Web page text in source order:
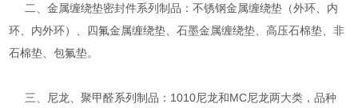
二、金属缠绕垫密封件系列制品：不锈钢金属缠绕垫（外环、内
环、内外环）、四氟金属缠绕垫、石墨金属缠绕垫、高压石棉垫、非
石棉垫、包氟垫。
三、尼龙、聚甲醛系列制品：1010尼龙和MC尼龙两大类，品种